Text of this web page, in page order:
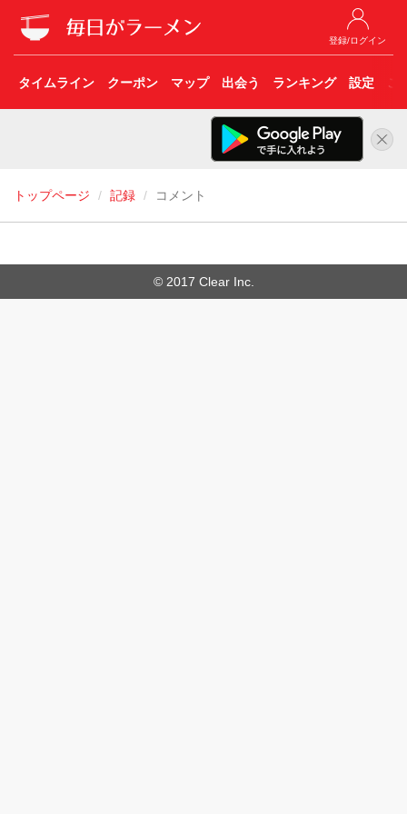
登録/ログイン
タイムライン クーポン マップ 出会う ランキング 設定 こ
トップページ 記録 コメント
© 2017 Clear Inc.